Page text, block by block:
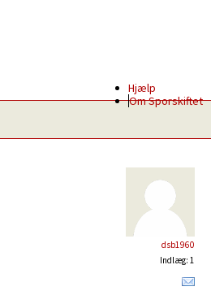
Hjælp
Om Sporskiftet
dsb1960
Indlæg: 1